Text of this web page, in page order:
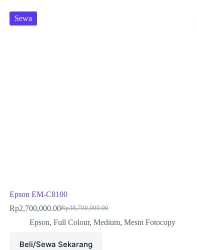
Sewa
Epson EM-C8100
Rp38,700,000.00
Rp2,700,000.00
Epson, Full Colour, Medium, Mesin Fotocopy
Beli/Sewa Sekarang